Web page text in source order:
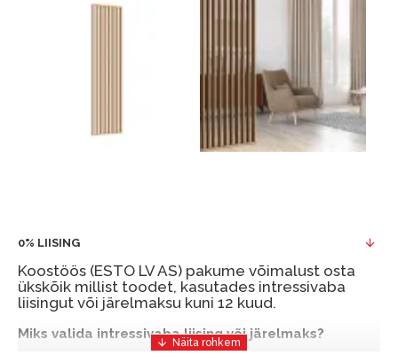
0% LIISING
Koostöös (ESTO LV AS) pakume võimalust osta
ükskõik millist toodet, kasutades intressivaba
liisingut või järelmaksu kuni 12 kuud.
Miks valida intressivaba liising või järelmaks?